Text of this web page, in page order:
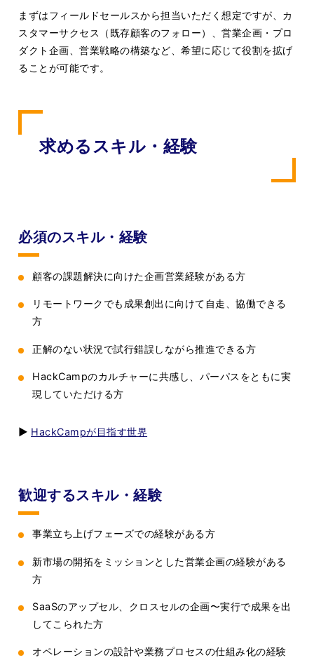
まずはフィールドセールスから担当いただく想定ですが、カ
スタマーサクセス（既存顧客のフォロー）、営業企画・プロ
ダクト企画、営業戦略の構築など、希望に応じて役割を拡げ
ることが可能です。
求めるスキル・経験
必須のスキル・経験
顧客の課題解決に向けた企画営業経験がある方
リモートワークでも成果創出に向けて自走、協働できる
方
正解のない状況で試行錯誤しながら推進できる方
HackCampのカルチャーに共感し、パーパスをともに実
現していただける方
▶︎ HackCampが目指す世界
歓迎するスキル・経験
事業立ち上げフェーズでの経験がある方
新市場の開拓をミッションとした営業企画の経験がある
方
SaaSのアップセル、クロスセルの企画〜実行で成果を出
してこられた方
オペレーションの設計や業務プロセスの仕組み化の経験